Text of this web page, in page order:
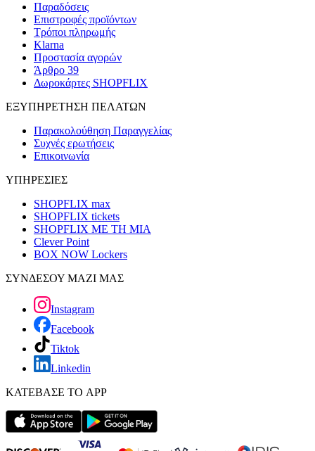
Παραδόσεις
Επιστροφές προϊόντων
Τρόποι πληρωμής
Klarna
Προστασία αγορών
Άρθρο 39
Δωροκάρτες SHOPFLIX
ΕΞΥΠΗΡΕΤΗΣΗ ΠΕΛΑΤΩΝ
Παρακολούθηση Παραγγελίας
Συχνές ερωτήσεις
Επικοινωνία
ΥΠΗΡΕΣΙΕΣ
SHOPFLIX max
SHOPFLIX tickets
SHOPFLIX ΜΕ ΤΗ ΜΙΑ
Clever Point
BOX NOW Lockers
ΣΥΝΔΕΣΟΥ ΜΑΖΙ ΜΑΣ
Instagram
Facebook
Tiktok
Linkedin
ΚΑΤΕΒΑΣΕ ΤΟ APP